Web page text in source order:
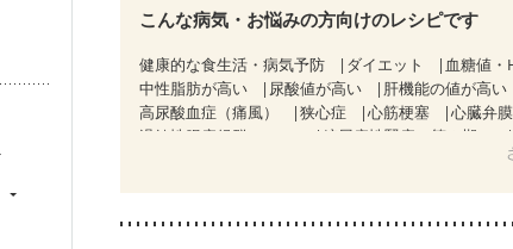
こんな病気・お悩みの方向けのレシピです
健康的な食生活・病気予防 ダイエット 血糖値
中性脂肪が高い
尿酸値が高い 肝機能の値が高い
高尿酸血症（痛風）
狭心症 心筋梗塞 心臓弁
過敏性腸症候群（IBS）
糖尿病性腎症（第３期）
乳がん（ホルモン療法